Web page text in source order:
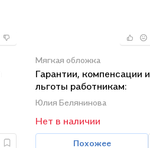
Мягкая обложка
Гарантии, компенсации и
льготы работникам:
сложные случаи,
Юлия Белянинова
Нет в наличии
Похожее